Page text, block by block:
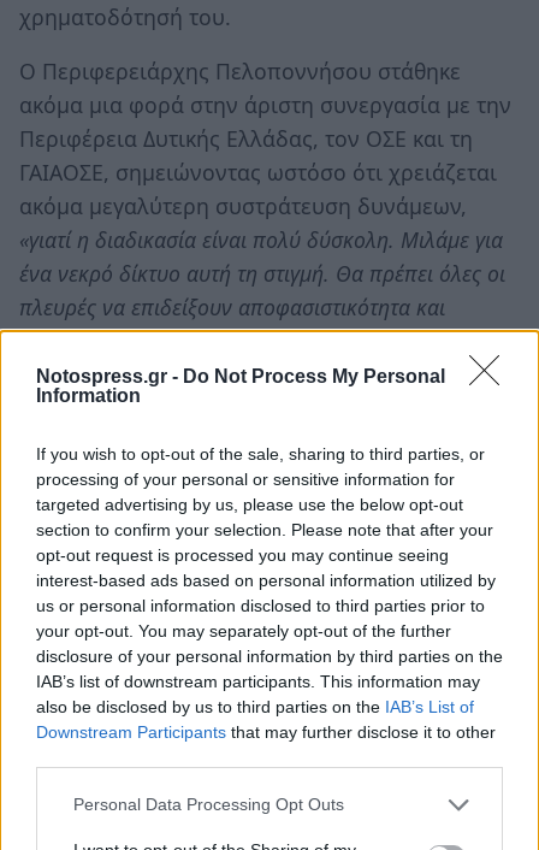
Notospress.gr - Do Not Process My Personal
Information
If you wish to opt-out of the sale, sharing to third parties, or
processing of your personal or sensitive information for
targeted advertising by us, please use the below opt-out
section to confirm your selection. Please note that after your
opt-out request is processed you may continue seeing
interest-based ads based on personal information utilized by
us or personal information disclosed to third parties prior to
your opt-out. You may separately opt-out of the further
disclosure of your personal information by third parties on the
IAB’s list of downstream participants. This information may
also be disclosed by us to third parties on the IAB’s List of
Downstream Participants that may further disclose it to other
Personal Data Processing Opt Outs
χρηματοδότησή του.
Ο Περιφερειάρχης Πελοποννήσου στάθηκε
ακόμα μια φορά στην άριστη συνεργασία με την
Περιφέρεια Δυτικής Ελλάδας, τον ΟΣΕ και τη
ΓΑΙΑΟΣΕ, σημειώνοντας ωστόσο ότι χρειάζεται
ακόμα μεγαλύτερη συστράτευση δυνάμεων,
«γιατί η διαδικασία είναι πολύ δύσκολη. Μιλάμε για
ένα νεκρό δίκτυο αυτή τη στιγμή. Θα πρέπει όλες οι
πλευρές να επιδείξουν αποφασιστικότητα και
συστηματικότητα ώστε να υπηρετήσουμε με τον
καλύτερο τρόπο το σχεδιασμό μας, γιατί δεν
υπάρχουν περιθώρια απωλειών στην προσπάθεια
αυτή».
TAGS: ΤΟΥΡΙΣΜΟΣ